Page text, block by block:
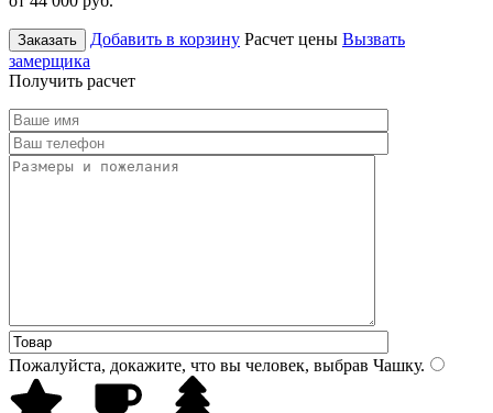
Заказать Добавить в корзину Расчет цены Вызвать
замерщика
Получить расчет
Пожалуйста, докажите, что вы человек, выбрав Чашку.